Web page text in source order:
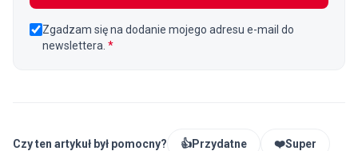
Zgadzam się na dodanie mojego adresu e-mail do
newslettera. *
Czy ten artykuł był pomocny? 👍Przydatne ❤️Super